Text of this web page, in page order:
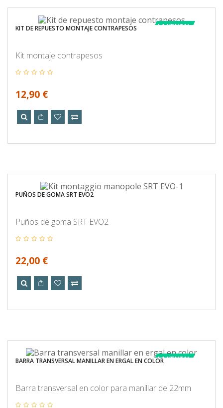
LA VENTA!
KIT DE REPUESTO MONTAJE CONTRAPESOS
Kit montaje contrapesos
12,90 €
PUÑOS DE GOMA SRT EVO2
Puños de goma SRT EVO2
22,00 €
LA VENTA!
BARRA TRANSVERSAL MANILLAR EN ERGAL EN COLOR
Barra transversal en color para manillar de 22mm